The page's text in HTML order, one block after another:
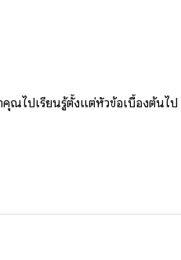
คุณไปเรียนรู้ตั้งแต่หัวข้อเบื้องต้นไป